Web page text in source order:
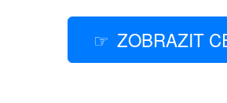
ZOBRAZIT